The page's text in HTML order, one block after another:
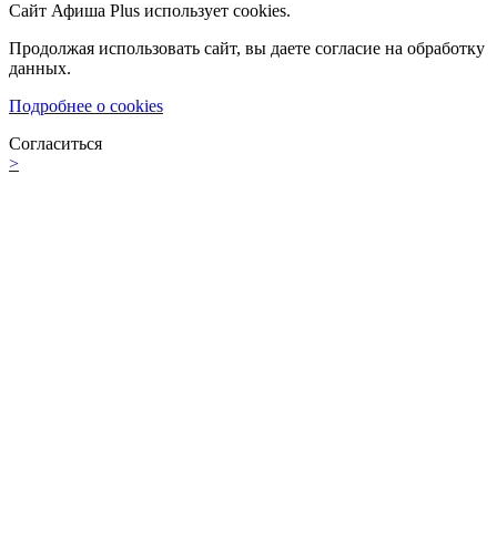
Сайт Афиша Plus использует cookies.
Продолжая использовать сайт, вы даете согласие на обработку
данных.
Подробнее о cookies
Согласиться
>